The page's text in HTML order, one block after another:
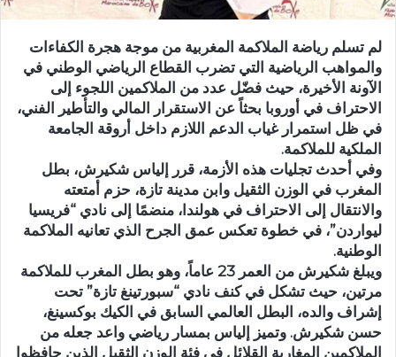
ت
و
ن
ي
ا
لم تسلم رياضة الملاكمة المغربية من موجة هجرة الكفاءات
والمواهب الرياضية التي تضرب القطاع الرياضي الوطني في
الآونة الأخيرة، حيث فضّل عدد من الملاكمين اللجوء إلى
الاحتراف في أوروبا بحثاً عن الاستقرار المالي والتأطير الفني،
في ظل استمرار غياب الدعم اللازم داخل أروقة الجامعة
الملكية للملاكمة.
وفي أحدث تجليات هذه الأزمة، قرر إلياس شكيرش، بطل
المغرب في الوزن الثقيل وابن مدينة تازة، حزم أمتعته
والانتقال إلى الاحتراف في هولندا، منضمًا إلى نادي “فريسيا
ليواردن”، في خطوة تعكس عمق الجرح الذي تعانيه الملاكمة
الوطنية.
ويبلغ شكيرش من العمر 23 عاماً، وهو بطل المغرب للملاكمة
مرتين، حيث تشكل في كنف نادي “سبورتينغ تازة” تحت
إشراف والده، البطل العالمي السابق في الكيك بوكسينغ،
حسن شكيرش. وتميز إلياس بمسار رياضي واعد جعله من
الملاكمين المغاربة القلائل في فئة الوزن الثقيل الذين حافظوا